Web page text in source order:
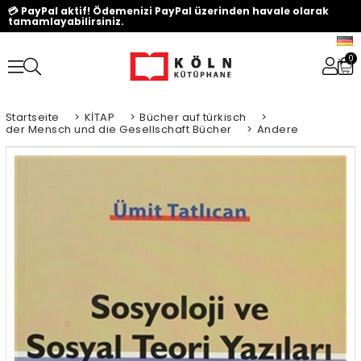
💳 PayPal aktif! Ödemenizi PayPal üzerinden havale olarak
tamamlayabilirsiniz.
0
Startseite > KİTAP > Bücher auf türkisch >
der Mensch und die Gesellschaft Bücher > Andere